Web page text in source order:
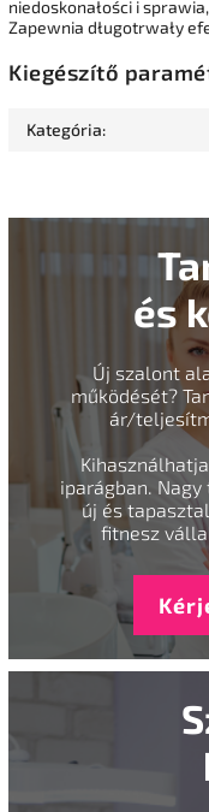
niedoskonałości i
Zapewnia długotrwały
Kiegészítő
Kategória:
és
Új szalont
működését?
ár/
iparágban.
új és
fitnesz